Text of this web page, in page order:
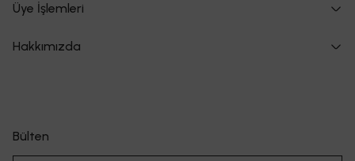
Üye İşlemleri
Hakkımızda
Bülten